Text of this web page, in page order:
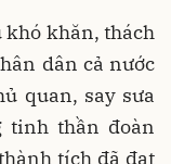
khó khăn, thách
dân cả nước
quan, say sưa
tinh thần đoàn
tích đã đạt